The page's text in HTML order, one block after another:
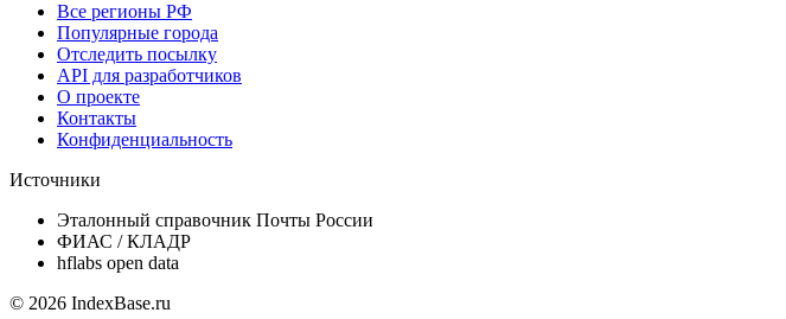
Все регионы РФ
Популярные города
Отследить посылку
API для разработчиков
О проекте
Контакты
Конфиденциальность
Источники
Эталонный справочник Почты России
ФИАС / КЛАДР
hflabs open data
© 2026 IndexBase.ru